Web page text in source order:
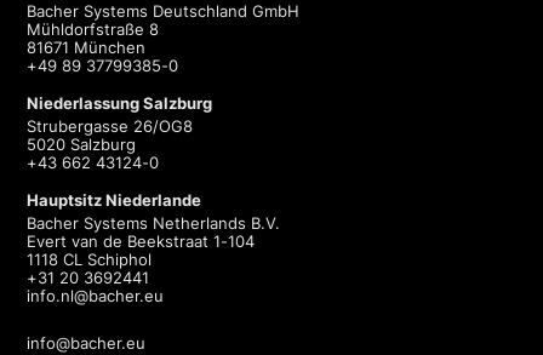
Bacher Systems Deutschland GmbH
Mühldorfstraße 8
81671 München
+49 89 37799385-0
Niederlassung Salzburg
Strubergasse 26/OG8
5020 Salzburg
+43 662 43124-0
Hauptsitz Niederlande
Bacher Systems Netherlands B.V.
Evert van de Beekstraat 1-104
1118 CL Schiphol
+31 20 3692441
info.nl@bacher.eu
info@bacher.eu